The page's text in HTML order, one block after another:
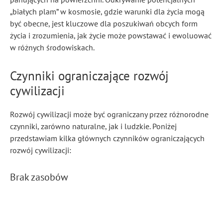
„białych plam” w kosmosie, gdzie warunki dla życia mogą
być obecne, jest kluczowe dla poszukiwań obcych form
życia i zrozumienia, jak życie może powstawać i ewoluować
w różnych środowiskach.
Czynniki ograniczające rozwój
cywilizacji
Rozwój cywilizacji może być ograniczany przez różnorodne
czynniki, zarówno naturalne, jak i ludzkie. Poniżej
przedstawiam kilka głównych czynników ograniczających
rozwój cywilizacji:
Brak zasobów